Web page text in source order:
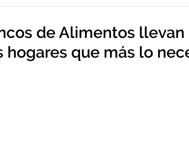
de Alimentos llevan
hogares que más lo